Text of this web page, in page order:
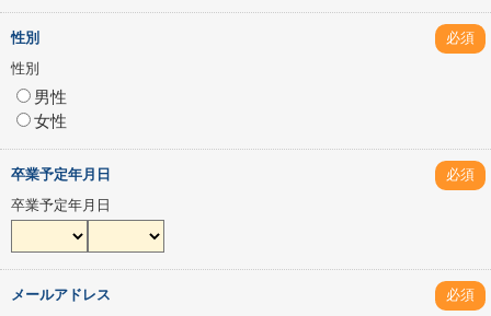
性別
必須
性別
男性
女性
卒業予定年月日
必須
卒業予定年月日
メールアドレス
必須